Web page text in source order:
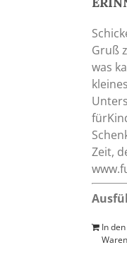
Gruß
was
Zeit,
In den